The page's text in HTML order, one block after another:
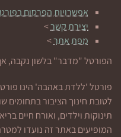
אפשרויות הפרסום
יצירת קשר>
מפת אתר>
הפורטל "מדבר" בלשון נקבה,
פורטל 'ללדת באהבה' הינו
לטובת חינוך הציבור בתחומים
תינוקות וילדים, ואורח חיים
המופיעים באתר זה נועדו